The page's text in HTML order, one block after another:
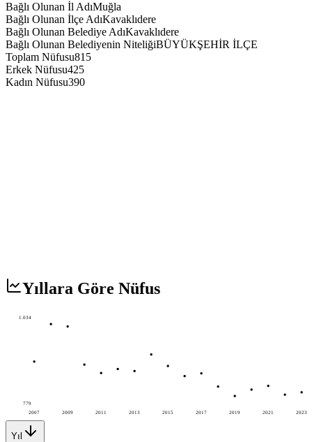
Bağlı Olunan İl AdıMuğla
Bağlı Olunan İlçe AdıKavaklıdere
Bağlı Olunan Belediye AdıKavaklıdere
Bağlı Olunan Belediyenin NiteliğiBÜYÜKŞEHİR İLÇE
Toplam Nüfusu815
Erkek Nüfusu425
Kadın Nüfusu390
Yıllara Göre Nüfus
2007 2009 2011 2013 2015 2017 2019 2021 2023
1.034
779
Yıl